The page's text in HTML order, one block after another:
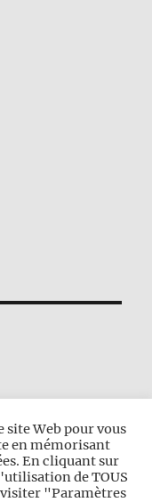
site Web pour vous
en mémorisant
En cliquant sur
de TOUS
visiter "Paramètres